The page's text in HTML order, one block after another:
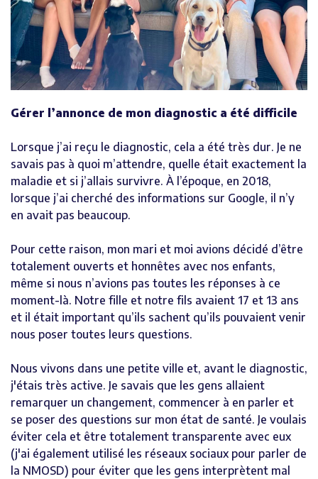
Gérer l’annonce de mon diagnostic a été difficile
Lorsque j’ai reçu le diagnostic, cela a été très dur. Je ne
savais pas à quoi m’attendre, quelle était exactement la
maladie et si j’allais survivre. À l’époque, en 2018,
lorsque j’ai cherché des informations sur Google, il n’y
en avait pas beaucoup.
Pour cette raison, mon mari et moi avions décidé d’être
totalement ouverts et honnêtes avec nos enfants,
même si nous n’avions pas toutes les réponses à ce
moment-là. Notre fille et notre fils avaient 17 et 13 ans
et il était important qu’ils sachent qu’ils pouvaient venir
nous poser toutes leurs questions.
Nous vivons dans une petite ville et, avant le diagnostic,
j'étais très active. Je savais que les gens allaient
remarquer un changement, commencer à en parler et
se poser des questions sur mon état de santé. Je voulais
éviter cela et être totalement transparente avec eux
(j'ai également utilisé les réseaux sociaux pour parler de
la NMOSD) pour éviter que les gens interprètent mal